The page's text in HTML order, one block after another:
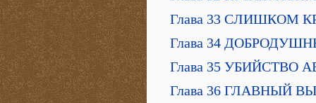
Глава 33 СЛИШКОМ
Глава 34
Глава 35 УБИЙСТВО
Глава 36 ГЛАВНЫЙ